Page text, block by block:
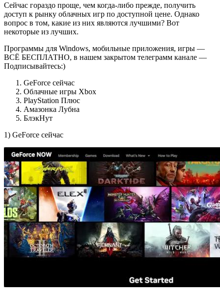
Сейчас гораздо проще, чем когда-либо прежде, получить
доступ к рынку облачных игр по доступной цене. Однако
вопрос в том, какие из них являются лучшими? Вот
некоторые из лучших.
Программы для Windows, мобильные приложения, игры —
ВСЁ БЕСПЛАТНО, в нашем закрытом телеграмм канале —
Подписывайтесь:)
GeForce сейчас
Облачные игры Xbox
PlayStation Плюс
Амазонка Лубна
БлэкНут
1) GeForce сейчас